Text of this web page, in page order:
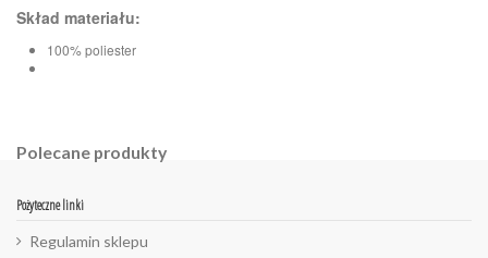
Skład materiału:
100% poliester
Polecane produkty
Pożyteczne linki
Regulamin sklepu